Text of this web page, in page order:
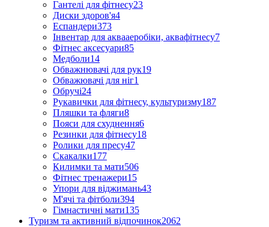
Гантелі для фітнесу23
Диски здоров'я4
Еспандери373
Інвентар для аквааеробіки, аквафітнесу7
Фітнес аксесуари85
Медболи14
Обважнювачі для рук19
Обважювачі для ніг1
Обручі24
Рукавички для фітнесу, культуризму187
Пляшки та фляги8
Пояси для схуднення6
Резинки для фітнесу18
Ролики для пресу47
Скакалки177
Килимки та мати506
Фітнес тренажери15
Упори для віджимань43
М'ячі та фітболи394
Гімнастичні мати135
Туризм та активний відпочинок2062